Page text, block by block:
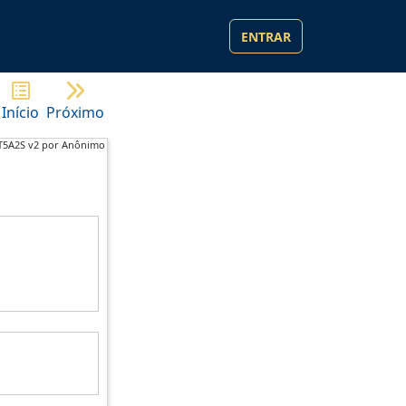
ENTRAR
Início Próximo
v2 por Anônimo